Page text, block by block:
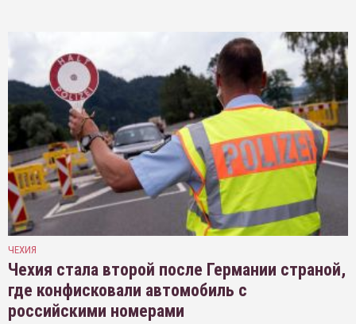
ЧЕХИЯ
Чехия стала второй после Германии страной,
где конфисковали автомобиль с
российскими номерами